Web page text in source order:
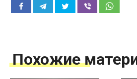
Похожие